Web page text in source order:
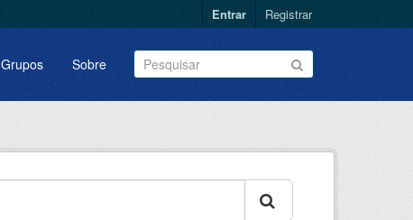
Entrar Registrar
Grupos Sobre